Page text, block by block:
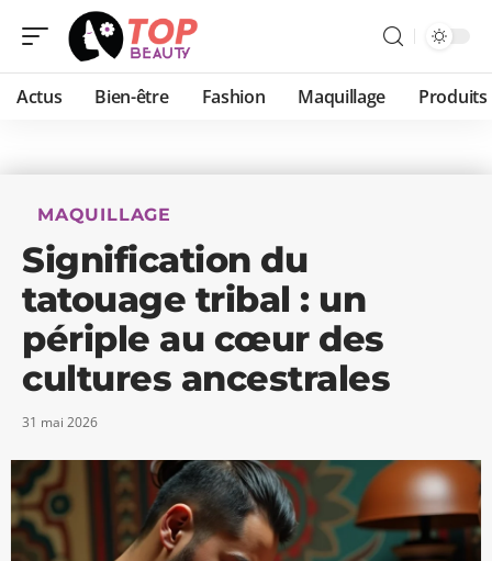
Actus Bien-être Fashion Maquillage Produits
MAQUILLAGE
Signification du
tatouage tribal : un
périple au cœur des
cultures ancestrales
31 mai 2026